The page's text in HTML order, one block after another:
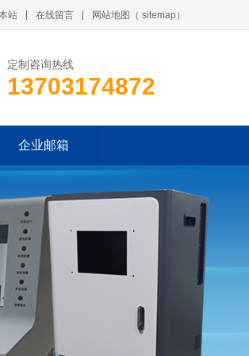
站 在线留言 网站地图 （ sitemap ）
定制咨询热线
13703174872
企业邮箱